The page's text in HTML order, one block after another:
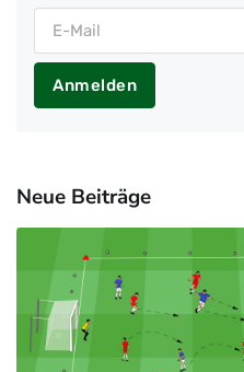
Anmelden
Neue Beiträge